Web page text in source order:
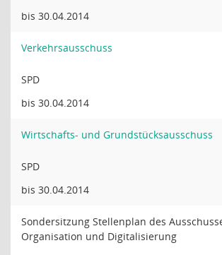
bis 30.04.2014
Verkehrsausschuss
SPD
bis 30.04.2014
Wirtschafts- und Grundstücksausschuss
SPD
bis 30.04.2014
Sondersitzung Stellenplan des
Organisation und Digitalisierung